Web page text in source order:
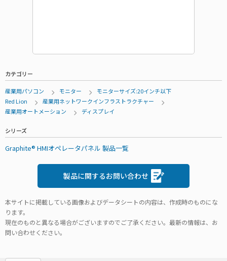
カテゴリー
産業用パソコン モニター
モニターサイズ:20インチ以下
Red Lion
産業用ネットワークインフラストラクチャー
産業用オートメーション
ディスプレイ
シリーズ
Graphite® HMIオペレータパネル 製品一覧
製品に関するお問い合わせ
本サイトに掲載している画像およびデータシートの内容は、作成時のものにな
ります。
現在のものと異なる場合がございますのでご了承ください。最新の情報は、お
問い合わせください。